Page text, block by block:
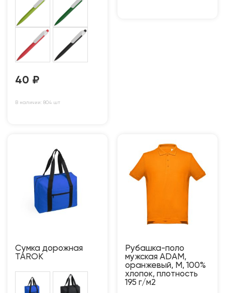
40 ₽
В наличии: 804 шт
Сумка дорожная
TAROK
Рубашка-поло
мужская ADAM,
оранжевый, M, 100%
хлопок, плотность
195 г/м2